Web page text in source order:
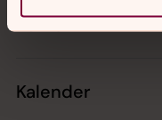
Kontakt
Kalender